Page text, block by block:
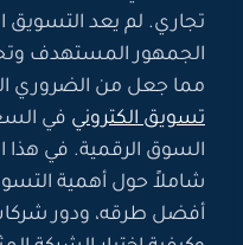
تجاري. لم يعد التسويق
الجمهور المستهدف
مما جعل من الضروري
تسويق الكتروني في
السوق الرقمية. في هذا
شاملاً حول أهمية
أفضل طرقه، ودور شركات